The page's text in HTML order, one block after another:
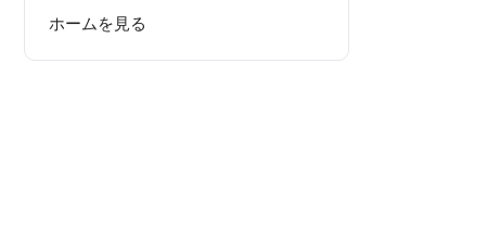
ホームを見る